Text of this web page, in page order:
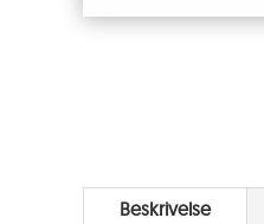
Beskrivelse